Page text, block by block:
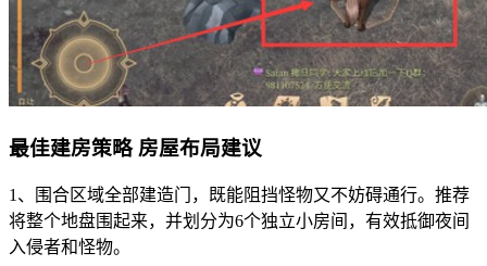
最佳建房策略 房屋布局建议
1、围合区域全部建造门，既能阻挡怪物又不妨碍通行。推荐
将整个地盘围起来，并划分为6个独立小房间，有效抵御夜间
入侵者和怪物。